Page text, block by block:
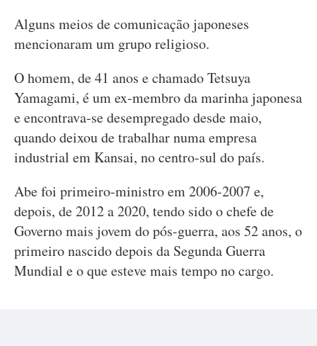
Alguns meios de comunicação japoneses
mencionaram um grupo religioso.
O homem, de 41 anos e chamado Tetsuya
Yamagami, é um ex-membro da marinha japonesa
e encontrava-se desempregado desde maio,
quando deixou de trabalhar numa empresa
industrial em Kansai, no centro-sul do país.
Abe foi primeiro-ministro em 2006-2007 e,
depois, de 2012 a 2020, tendo sido o chefe de
Governo mais jovem do pós-guerra, aos 52 anos, o
primeiro nascido depois da Segunda Guerra
Mundial e o que esteve mais tempo no cargo.